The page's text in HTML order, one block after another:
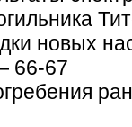
новых
66-67